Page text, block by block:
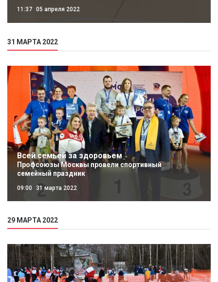
11:37 05 апреля 2022
31 МАРТА 2022
Всей семьей за здоровьем
Профсоюзы Москвы провели спортивный
семейный праздник
09:00 31 марта 2022
29 МАРТА 2022